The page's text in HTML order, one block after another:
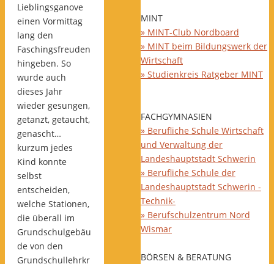
Lieblingsganove
einen Vormittag
lang den
Faschingsfreuden
hingeben. So
wurde auch
dieses Jahr
wieder gesungen,
getanzt, getaucht,
genascht…
kurzum jedes
Kind konnte
selbst
entscheiden,
welche Stationen,
die überall im
Grundschulgebäu
de von den
Grundschullehrkr
MINT
» MINT-Club Nordboard
» MINT beim Bildungswerk der
Wirtschaft
» Studienkreis Ratgeber MINT
FACHGYMNASIEN
» Berufliche Schule Wirtschaft
und Verwaltung der
Landeshauptstadt Schwerin
» Berufliche Schule der
Landeshauptstadt Schwerin -
Technik-
» Berufschulzentrum Nord
Wismar
BÖRSEN & BERATUNG